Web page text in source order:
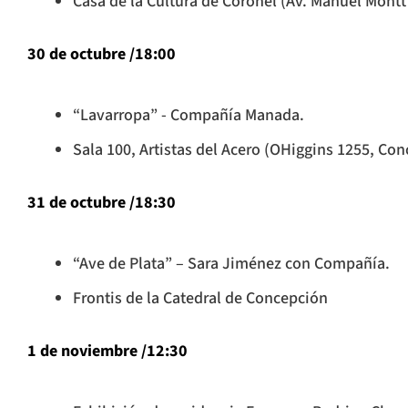
30 de octubre /18:00
“Lavarropa” - Compañía Manada.
Sala 100, Artistas del Acero (OHiggins 1255,
31 de octubre /18:30
“Ave de Plata” – Sara Jiménez con Compañía.
Frontis de la Catedral de Concepción
1 de noviembre /12:30